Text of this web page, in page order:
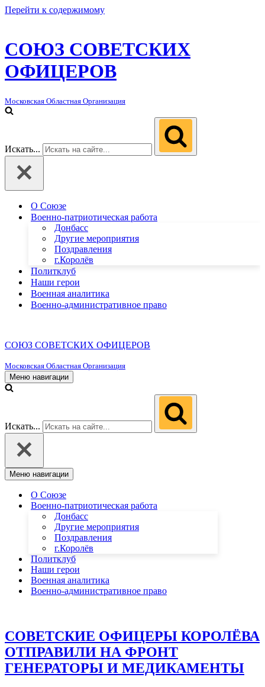
Перейти к содержимому
СОЮЗ СОВЕТСКИХ
ОФИЦЕРОВ
Московская Областная Организация
Искать...
О Союзе
Военно-патриотическая работа
Донбасс
Другие мероприятия
Поздравления
г.Королёв
Политклуб
Наши герои
Военная аналитика
Военно-административное право
СОЮЗ СОВЕТСКИХ ОФИЦЕРОВ
Московская Областная Организация
Меню навигации
Искать...
Меню навигации
О Союзе
Военно-патриотическая работа
Донбасс
Другие мероприятия
Поздравления
г.Королёв
Политклуб
Наши герои
Военная аналитика
Военно-административное право
СОВЕТСКИЕ ОФИЦЕРЫ КОРОЛЁВА
ОТПРАВИЛИ НА ФРОНТ
ГЕНЕРАТОРЫ И МЕДИКАМЕНТЫ